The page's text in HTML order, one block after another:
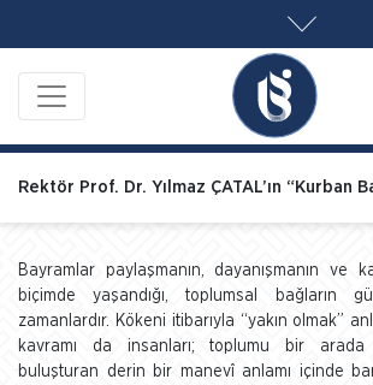
Rektör Prof. Dr. Yılmaz ÇATAL’ın “Kurban
Bayramlar paylaşmanın, dayanışmanın ve
biçimde yaşandığı, toplumsal bağların
zamanlardır. Kökeni itibarıyla “yakın olmak”
kavramı da insanları; toplumu bir
buluşturan derin bir manevî anlamı içinde